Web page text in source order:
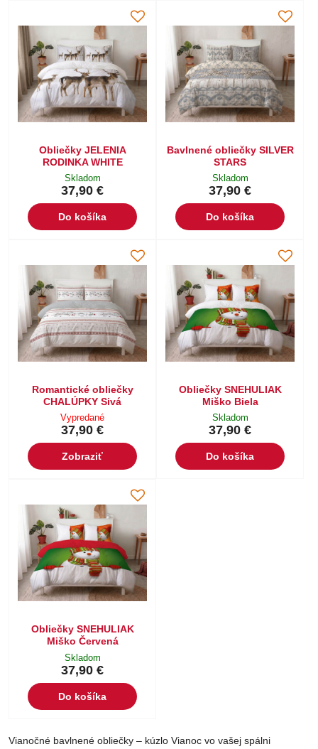
Obliečky JELENIA
RODINKA WHITE
Skladom
37,90 €
Do košíka
Bavlnené obliečky SILVER
STARS
Skladom
37,90 €
Do košíka
Romantické obliečky
CHALÚPKY Sivá
Vypredané
37,90 €
Zobraziť
Obliečky SNEHULIAK
Miško Biela
Skladom
37,90 €
Do košíka
Obliečky SNEHULIAK
Miško Červená
Skladom
37,90 €
Do košíka
Vianočné bavlnené obliečky – kúzlo Vianoc vo vašej spálni